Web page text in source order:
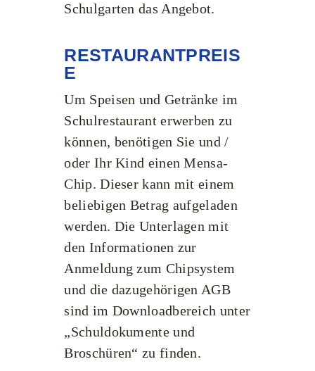
Schulgarten das Angebot.
RESTAURANTPREIS
E
Um Speisen und Getränke im
Schulrestaurant erwerben zu
können, benötigen Sie und /
oder Ihr Kind einen Mensa-
Chip. Dieser kann mit einem
beliebigen Betrag aufgeladen
werden. Die Unterlagen mit
den Informationen zur
Anmeldung zum Chipsystem
und die dazugehörigen AGB
sind im Downloadbereich unter
„Schuldokumente und
Broschüren“ zu finden.